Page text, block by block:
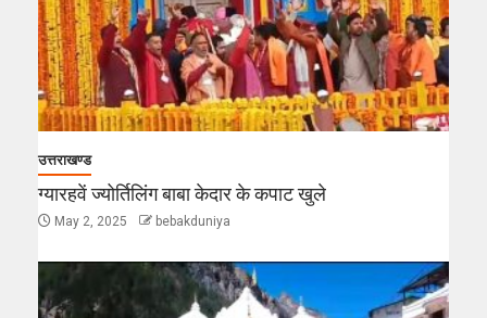
उत्तराखण्ड
ग्यारहवें ज्योर्तिलिंग बाबा केदार के कपाट खुले
May 2, 2025 bebakduniya